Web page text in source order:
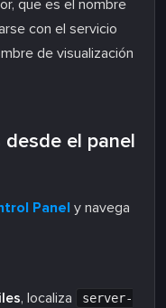
que es el nombre
con el servicio
de visualización
el panel
Panel y navega
, localiza
server-